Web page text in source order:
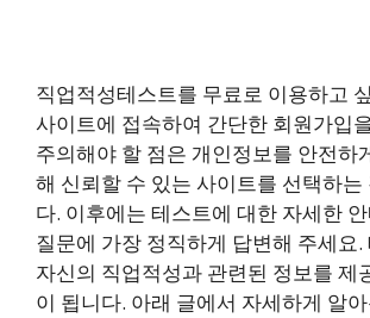
직업적성테스트를 무료로 이용하고
사이트에 접속하여 간단한 회원가입
주의해야 할 점은 개인정보를 안전하
해 신뢰할 수 있는 사이트를 선택하는
다. 이후에는 테스트에 대한 자세한
질문에 가장 정직하게 답변해 주세요.
자신의 직업적성과 관련된 정보를 제
이 됩니다. 아래 글에서 자세하게 알